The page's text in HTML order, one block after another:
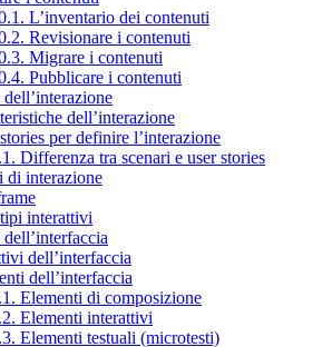
L’inventario dei contenuti
Revisionare i contenuti
Migrare i contenuti
Pubblicare i contenuti
dell’interazione
per definire l’interazione
Differenza tra scenari e user stories
di interazione
interattivi
dell’interfaccia
dell’interfaccia
Elementi di composizione
Elementi interattivi
Elementi testuali (microtesti)